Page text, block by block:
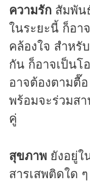
ความรัก สัมพัน
ในระยะนี้ ก็อา
คล้องใจ สำหรั
กัน ก็อาจเป็นโ
อาจต้องตามตื๊
พร้อมจะร่วมส
คู่
สุขภาพ ยังอยู่ใ
สารเสพติดใด